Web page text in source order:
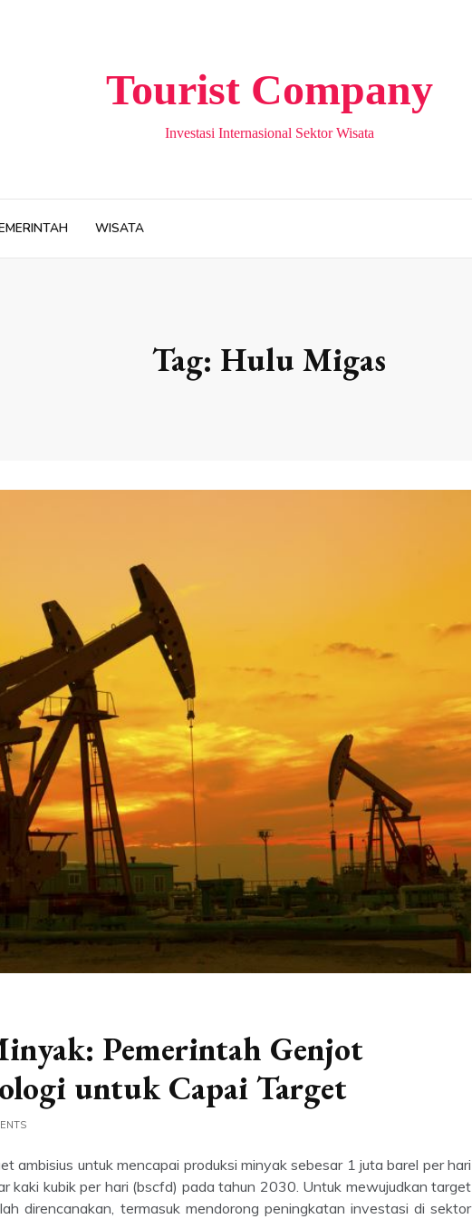
Tourist Company
Investasi Internasional Sektor Wisata
WISATA
Tag: Hulu Migas
Pemerintah Genjot
untuk Capai Target
ambisius untuk mencapai produksi minyak sebesar 1 juta barel per hari
kaki kubik per hari (bscfd) pada tahun 2030. Untuk mewujudkan target
direncanakan, termasuk mendorong peningkatan investasi di sektor